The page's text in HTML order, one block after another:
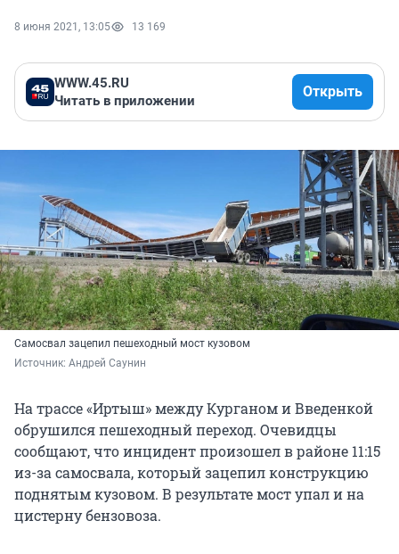
8 июня 2021, 13:05 13 169
WWW.45.RU
Читать в приложении
Открыть
Самосвал зацепил пешеходный мост кузовом
Источник: Андрей Саунин
На трассе «Иртыш» между Курганом и Введенкой
обрушился пешеходный переход. Очевидцы
сообщают, что инцидент произошел в районе 11:15
из-за самосвала, который зацепил конструкцию
поднятым кузовом. В результате мост упал и на
цистерну бензовоза.